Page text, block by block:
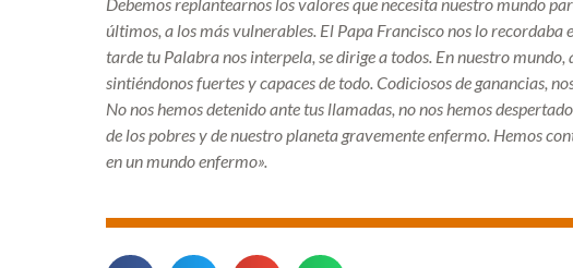
últimos, a los más vulnerables. El Papa Francisco nos lo
tarde tu Palabra nos interpela, se dirige a todos. En nuestro
sintiéndonos fuertes y capaces de todo. Codiciosos de ganancias,
No nos hemos detenido ante tus llamadas, no nos hemos
de los pobres y de nuestro planeta gravemente enfermo. Hemos
en un mundo enfermo».